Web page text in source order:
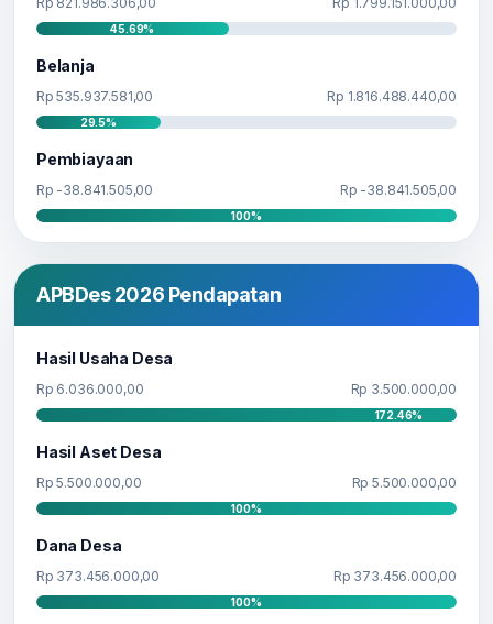
45.69%
Belanja
Rp 535.937.581,00 Rp 1.816.488.440,00
29.5%
Pembiayaan
Rp -38.841.505,00 Rp -38.841.505,00
100%
APBDes 2026 Pendapatan
Hasil Usaha Desa
Rp 6.036.000,00 Rp 3.500.000,00
172.46%
Hasil Aset Desa
Rp 5.500.000,00 Rp 5.500.000,00
100%
Dana Desa
Rp 373.456.000,00 Rp 373.456.000,00
100%